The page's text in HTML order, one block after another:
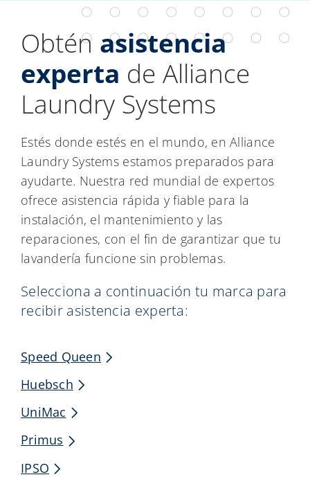
Obtén asistencia
experta de Alliance
Laundry Systems
Estés donde estés en el mundo, en Alliance
Laundry Systems estamos preparados para
ayudarte. Nuestra red mundial de expertos
ofrece asistencia rápida y fiable para la
instalación, el mantenimiento y las
reparaciones, con el fin de garantizar que tu
lavandería funcione sin problemas.
Selecciona a continuación tu marca para
recibir asistencia experta:
Speed Queen
Huebsch
UniMac
Primus
IPSO